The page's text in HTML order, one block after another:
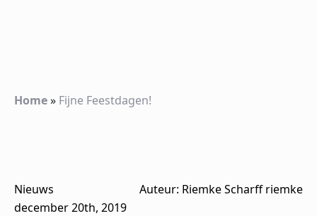
Home» Fijne Feestdagen!
Nieuws
december 20th, 2019
Auteur: Riemke Scharff riemke